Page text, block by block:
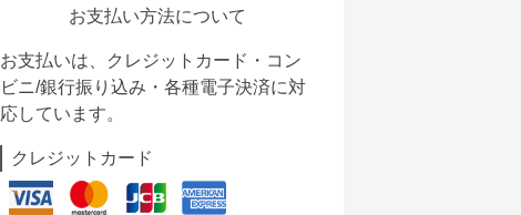
お支払い方法について
お支払いは、クレジットカード・コン
ビニ/銀行振り込み・各種電子決済に対
応しています。
クレジットカード